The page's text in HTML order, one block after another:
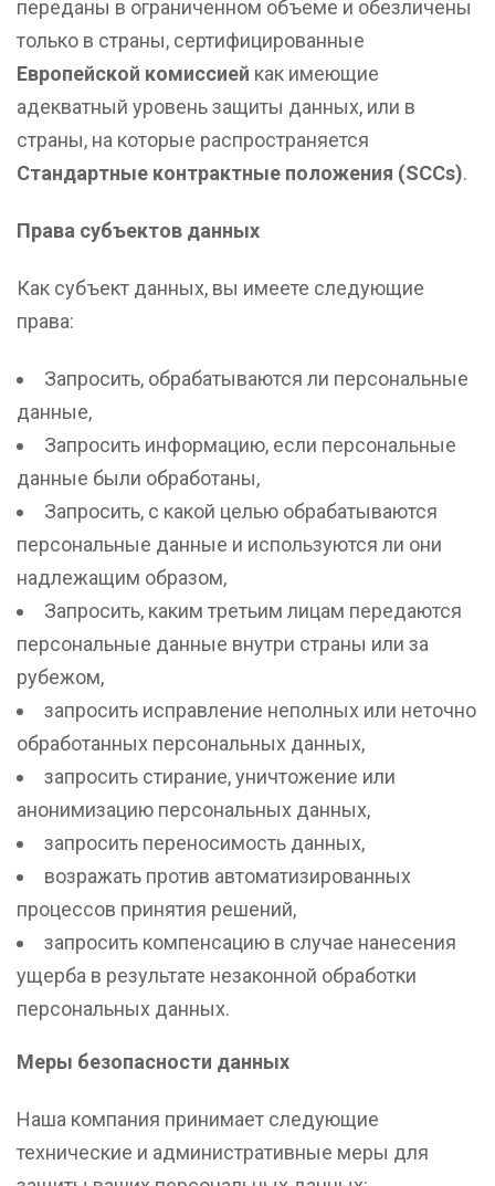
переданы в ограниченном объеме и обезличены
только в страны, сертифицированные
Европейской комиссией как имеющие
адекватный уровень защиты данных, или в
страны, на которые распространяется
Стандартные контрактные положения (SCCs).
Права субъектов данных
Как субъект данных, вы имеете следующие
права:
Запросить, обрабатываются ли персональные
данные,
Запросить информацию, если персональные
данные были обработаны,
Запросить, с какой целью обрабатываются
персональные данные и используются ли они
надлежащим образом,
Запросить, каким третьим лицам передаются
персональные данные внутри страны или за
рубежом,
запросить исправление неполных или неточно
обработанных персональных данных,
запросить стирание, уничтожение или
анонимизацию персональных данных,
запросить переносимость данных,
возражать против автоматизированных
процессов принятия решений,
запросить компенсацию в случае нанесения
ущерба в результате незаконной обработки
персональных данных.
Меры безопасности данных
Наша компания принимает следующие
технические и административные меры для